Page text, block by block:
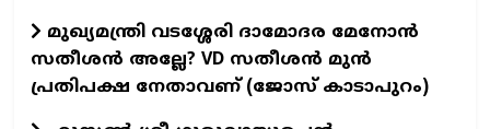
മുഖ്യമന്ത്രി വടശ്ശേരി ദാമോദര മേനോൻ
സതീശൻ അല്ലേ? VD സതീശൻ മുൻ
പ്രതിപക്ഷ നേതാവണ് (ജോസ് കാടാപുറം)